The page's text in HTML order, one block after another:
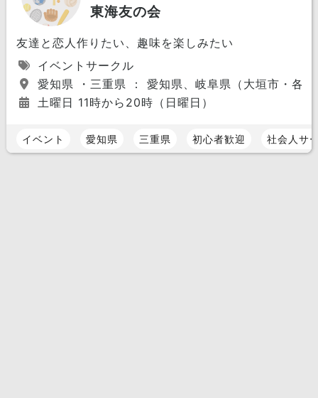
東海友の会
友達と恋人作りたい、趣味を楽しみたい
イベントサークル
愛知県 ・三重県 ： 愛知県、岐阜県（大垣市・各
土曜日 11時から20時（日曜日）
イベント 愛知県 三重県 初心者歓迎 社会人サ